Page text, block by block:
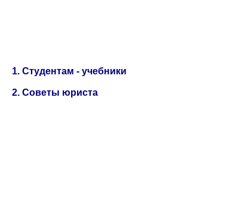
1.Студентам - учебники
2.Советы юриста